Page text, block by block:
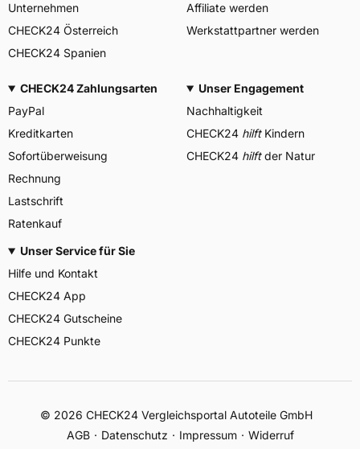
Unternehmen
CHECK24 Österreich
CHECK24 Spanien
Affiliate werden
Werkstattpartner werden
CHECK24 Zahlungsarten
PayPal
Kreditkarten
Sofortüberweisung
Rechnung
Lastschrift
Ratenkauf
Unser Engagement
Nachhaltigkeit
CHECK24 hilftKindern
CHECK24 hilftder Natur
Unser Service für Sie
Hilfe und Kontakt
CHECK24 App
CHECK24 Gutscheine
CHECK24 Punkte
© 2026 CHECK24 Vergleichsportal Autoteile GmbH
AGB
Datenschutz Impressum Widerruf